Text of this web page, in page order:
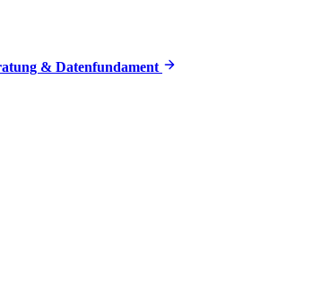
& Datenfundament